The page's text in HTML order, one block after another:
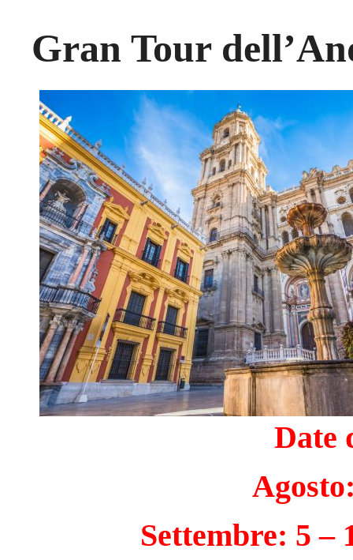
Gran Tour
Date
Settembre: 5